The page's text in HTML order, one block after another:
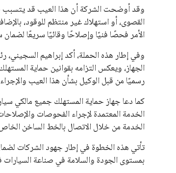
المرأة والجمال
محافظات
وقد أوضحت الشركة أن هذا العيب قد يتسبب
القصوى، أو استهلاك غير منتظم للوقود،
الأمر فحصًا فنيًا وإصلاحًا وقائيًا سريعًا لضمان
وفي إطار هذه الحملة، أكد إبراهيم السجيني،
رسميًا من قبل الوكيل بشأن هذا العيب
كما دعا جهاز حماية المستهلك جميع مالكي
الخدمة المعتمدة لإجراء الفحوصات
الخدمة من خلال الاتصال بالخط الساخن الخاص
تأتي هذه الخطوة في إطار جهود الشركات
بمستوى الجودة والسلامة في صناعة